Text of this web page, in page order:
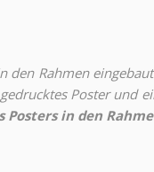
den Rahmen
Poster und
Posters in den